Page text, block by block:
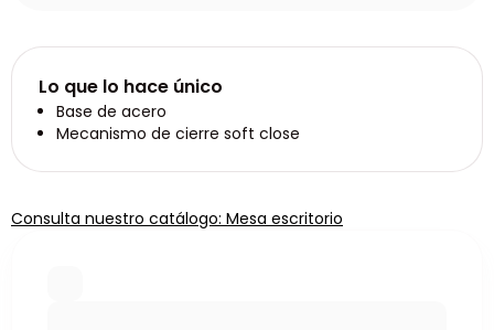
Lo que lo hace único
Base de acero
Mecanismo de cierre soft close
Consulta nuestro catálogo: Mesa escritorio